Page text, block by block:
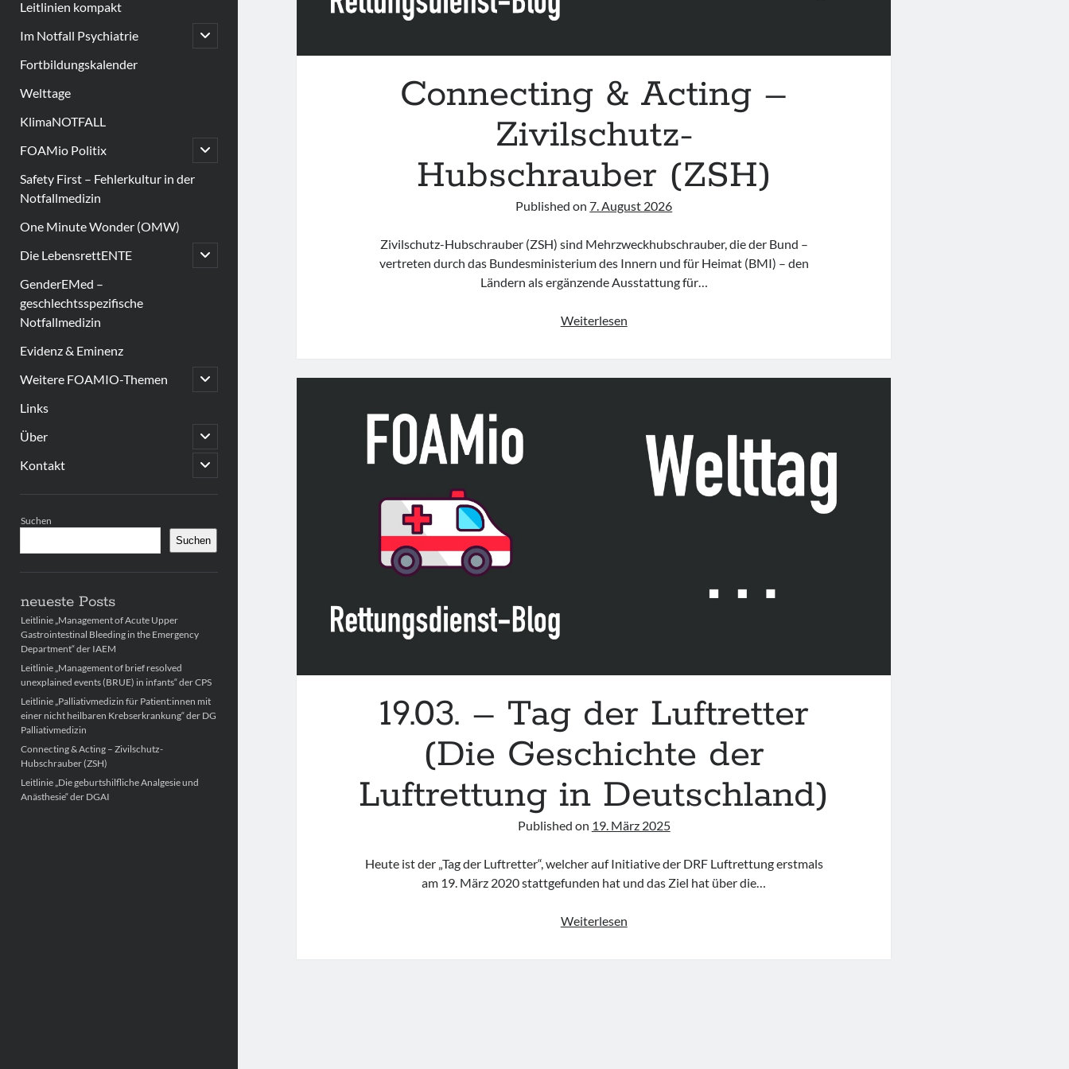
Leitlinien kompakt
Im Notfall Psychiatrie
open
child
Fortbildungskalender
Welttage
KlimaNOTFALL
FOAMio Politix
open
child
Safety First – Fehlerkultur in der
Notfallmedizin
One Minute Wonder (OMW)
Die LebensrettENTE
open
child
GenderEMed –
geschlechtsspezifische
Notfallmedizin
Evidenz & Eminenz
Weitere FOAMIO-Themen
open
child
Links
Über
open
child
menu
Kontakt
open
child
Suchen
Suchen
neueste Posts
Leitlinie „Management of Acute Upper
Gastrointestinal Bleeding in the Emergency
Department“ der IAEM
Leitlinie „Management of brief resolved
unexplained events (BRUE) in infants“ der CPS
Leitlinie „Palliativmedizin für Patient:innen mit
einer nicht heilbaren Krebserkrankung“ der DG
Palliativmedizin
Connecting & Acting – Zivilschutz-
Hubschrauber (ZSH)
Leitlinie „Die geburtshilfliche Analgesie und
Anästhesie“ der DGAI
Connecting & Acting –
Zivilschutz-
Hubschrauber (ZSH)
Published on7. August 2026
Zivilschutz-Hubschrauber (ZSH) sind Mehrzweckhubschrauber, die der Bund –
vertreten durch das Bundesministerium des Innern und für Heimat (BMI) – den
Ländern als ergänzende Ausstattung für…
WeiterlesenConnecting
–
19.03. – Tag der Luftretter
(Die Geschichte der
Luftrettung in Deutschland)
Published on 19. März 2025
Heute ist der „Tag der Luftretter“, welcher auf Initiative der DRF Luftrettung erstmals
am 19. März 2020 stattgefunden hat und das Ziel hat über die…
Weiterlesen19.03.